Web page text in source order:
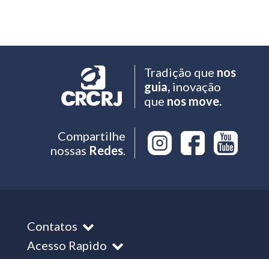
Tradição que nos
guia,inovação
que nos move.
Compartilhe
nossas Redes.
Contatos
Acesso Rapido